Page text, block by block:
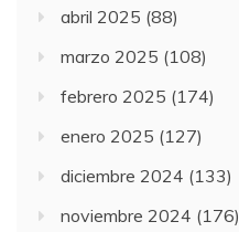
abril 2025 (88)
marzo 2025 (108)
febrero 2025 (174)
enero 2025 (127)
diciembre 2024 (133)
noviembre 2024 (176)